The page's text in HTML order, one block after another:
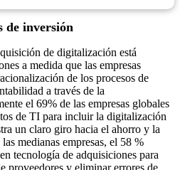
de inversión
de digitalización está
a medida que las empresas
de los procesos de
a través de la
el 69% de las empresas globales
de TI para incluir la digitalización
un claro giro hacia el ahorro y la
medianas empresas, el 58 %
tecnología de adquisiciones para
proveedores y eliminar errores de